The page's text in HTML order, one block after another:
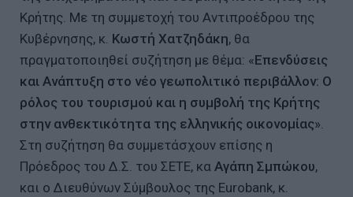
Κρήτης. Με τη συμμετοχή του Αντιπροέδρου της
Κυβέρνησης, κ. Κωστή Χατζηδάκη, θα
πραγματοποιηθεί συζήτηση με θέμα: «Επενδύσεις
και Ανάπτυξη στο νέο γεωπολιτικό περιβάλλον: Ο
ρόλος του τουρισμού και η συμβολή της Κρήτης
στην ανθεκτικότητα της ελληνικής οικονομίας».
Στη συζήτηση θα συμμετάσχουν επίσης η
Πρόεδρος του Δ.Σ. του ΣΕΤΕ, κα Αγάπη Σμπώκου,
και ο Διευθύνων Σύμβουλος της Eurobank, κ.